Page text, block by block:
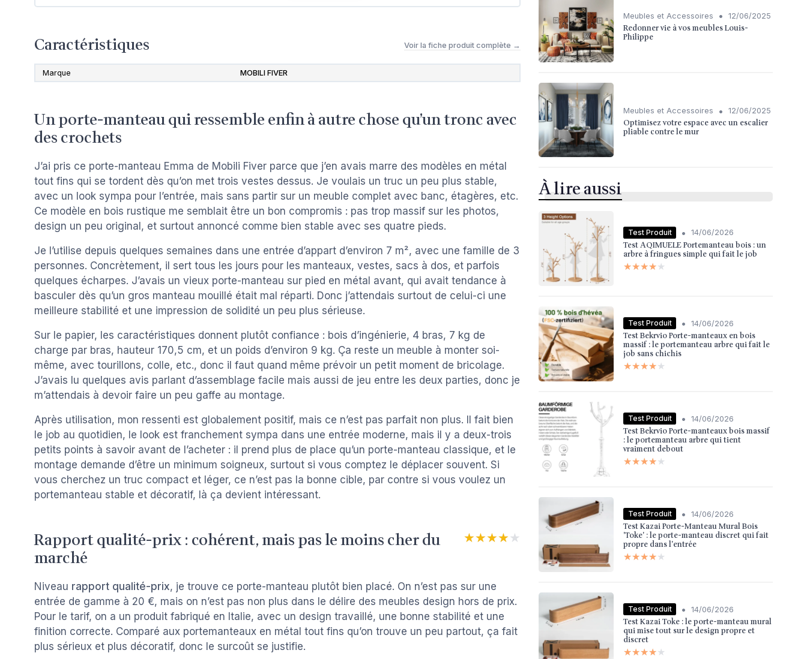
Caractéristiques Voir la fiche produit complète →
Marque MOBILI FIVER
Un porte-manteau qui ressemble enfin à autre chose qu’un tronc avec
des crochets
J’ai pris ce porte-manteau Emma de Mobili Fiver parce que j’en avais marre des modèles en métal
tout fins qui se tordent dès qu’on met trois vestes dessus. Je voulais un truc un peu plus stable,
avec un look sympa pour l’entrée, mais sans partir sur un meuble complet avec banc, étagères, etc.
Ce modèle en bois rustique me semblait être un bon compromis : pas trop massif sur les photos,
design un peu original, et surtout annoncé comme bien stable avec ses quatre pieds.
Je l’utilise depuis quelques semaines dans une entrée d’appart d’environ 7 m², avec une famille de 3
personnes. Concrètement, il sert tous les jours pour les manteaux, vestes, sacs à dos, et parfois
quelques écharpes. J’avais un vieux porte-manteau sur pied en métal avant, qui avait tendance à
basculer dès qu’un gros manteau mouillé était mal réparti. Donc j’attendais surtout de celui-ci une
meilleure stabilité et une impression de solidité un peu plus sérieuse.
Sur le papier, les caractéristiques donnent plutôt confiance : bois d’ingénierie, 4 bras, 7 kg de
charge par bras, hauteur 170,5 cm, et un poids d’environ 9 kg. Ça reste un meuble à monter soi-
même, avec tourillons, colle, etc., donc il faut quand même prévoir un petit moment de bricolage.
J’avais lu quelques avis parlant d’assemblage facile mais aussi de jeu entre les deux parties, donc je
m’attendais à devoir faire un peu gaffe au montage.
Après utilisation, mon ressenti est globalement positif, mais ce n’est pas parfait non plus. Il fait bien
le job au quotidien, le look est franchement sympa dans une entrée moderne, mais il y a deux-trois
petits points à savoir avant de l’acheter : il prend plus de place qu’un porte-manteau classique, et le
montage demande d’être un minimum soigneux, surtout si vous comptez le déplacer souvent. Si
vous cherchez un truc compact et léger, ce n’est pas la bonne cible, par contre si vous voulez un
portemanteau stable et décoratif, là ça devient intéressant.
Rapport qualité-prix : cohérent, mais pas le moins cher du
marché
★★★★★
★★★★★
Niveau rapport qualité-prix, je trouve ce porte-manteau plutôt bien placé. On n’est pas sur une
entrée de gamme à 20 €, mais on n’est pas non plus dans le délire des meubles design hors de prix.
Pour le tarif, on a un produit fabriqué en Italie, avec un design travaillé, une bonne stabilité et une
finition correcte. Comparé aux portemanteaux en métal tout fins qu’on trouve un peu partout, ça fait
plus sérieux et plus décoratif, donc le surcoût se justifie.
Meubles et Accessoires • 12/06/2025
Redonner vie à vos meubles Louis-
Philippe
Meubles et Accessoires • 12/06/2025
Optimisez votre espace avec un escalier
pliable contre le mur
À lire aussi
Test Produit • 14/06/2026
Test AQIMUELE Portemanteau bois : un
arbre à fringues simple qui fait le job
★★★★★
★★★★★
Test Produit • 14/06/2026
Test Bekrvio Porte-manteaux en bois
massif : le portemanteau arbre qui fait le
job sans chichis
★★★★★
★★★★★
Test Produit • 14/06/2026
Test Bekrvio Porte-manteaux bois massif
: le portemanteau arbre qui tient
vraiment debout
★★★★★
★★★★★
Test Produit • 14/06/2026
Test Kazai Porte-Manteau Mural Bois
'Toke' : le porte-manteau discret qui fait
propre dans l'entrée
★★★★★
★★★★★
Test Produit • 14/06/2026
Test Kazai Toke : le porte-manteau mural
qui mise tout sur le design propre et
discret
★★★★★
★★★★★